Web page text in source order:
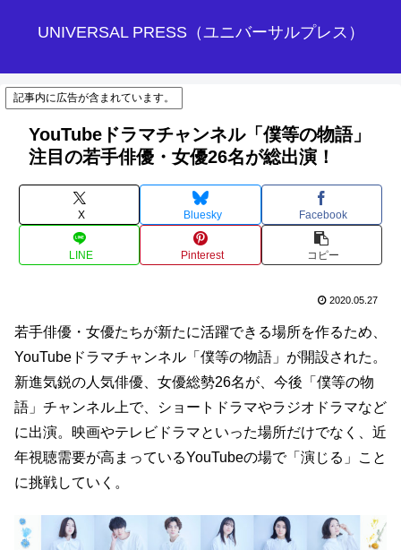
UNIVERSAL PRESS（ユニバーサルプレス）
記事内に広告が含まれています。
YouTubeドラマチャンネル「僕等の物語」
注目の若手俳優・女優26名が総出演！
X Bluesky Facebook
LINE Pinterest コピー
2020.05.27
若手俳優・女優たちが新たに活躍できる場所を作るため、
YouTubeドラマチャンネル「僕等の物語」が開設された。
新進気鋭の人気俳優、女優総勢26名が、今後「僕等の物
語」チャンネル上で、ショートドラマやラジオドラマなど
に出演。映画やテレビドラマといった場所だけでなく、近
年視聴需要が高まっているYouTubeの場で「演じる」こと
に挑戦していく。